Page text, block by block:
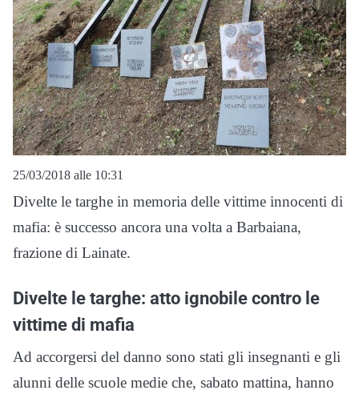
25/03/2018 alle 10:31
Divelte le targhe in memoria delle vittime innocenti di
mafia: è successo ancora una volta a Barbaiana,
frazione di Lainate.
Divelte le targhe: atto ignobile contro le
vittime di mafia
Ad accorgersi del danno sono stati gli insegnanti e gli
alunni delle scuole medie che, sabato mattina, hanno